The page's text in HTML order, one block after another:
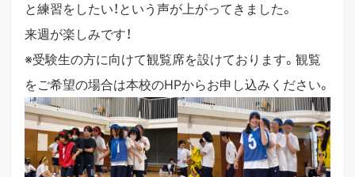
スタディツアー
教員ブログ
と練習をしたい！という声が上がってきました。
来週が楽しみです！
※受験生の方に向けて観覧席を設けております。観覧
をご希望の場合は本校のHPからお申し込みください。